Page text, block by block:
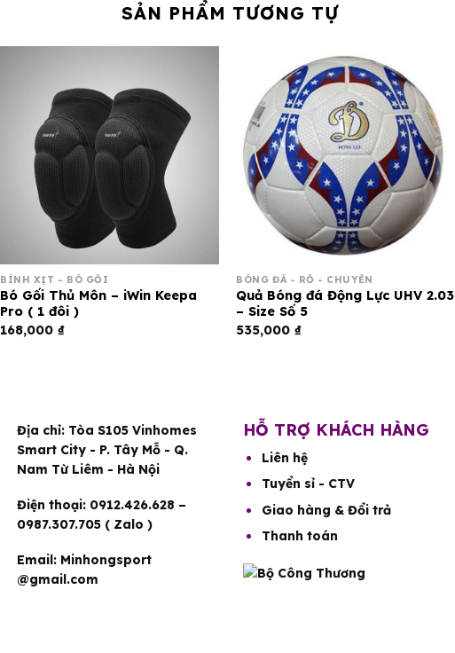
SẢN PHẨM TƯƠNG TỰ
BÌNH XỊT - BÓ GỐI
Bó Gối Thủ Môn – iWin Keepa
Pro ( 1 đôi )
168,000₫
BÓNG ĐÁ - RỔ - CHUYỀN
Quả Bóng đá Động Lực UHV 2.03
– Size Số 5
535,000₫
Địa chỉ: Tòa S105 Vinhomes
Smart City - P. Tây Mỗ - Q.
Nam Từ Liêm - Hà Nội
Điện thoại: 0912.426.628 –
0987.307.705 ( Zalo )
Email: Minhongsport
@gmail.com
HỖ TRỢ KHÁCH HÀNG
Liên hệ
Tuyển sỉ - CTV
Giao hàng & Đổi trả
Thanh toán